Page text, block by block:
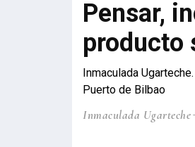
Pensar,
producto
Inmaculada
Puerto de Bilbao
Inmaculada Ugarteche